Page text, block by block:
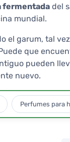
fermentada del
mundial.
el garum, tal
que
pueden
nuevo.
Perfumes para